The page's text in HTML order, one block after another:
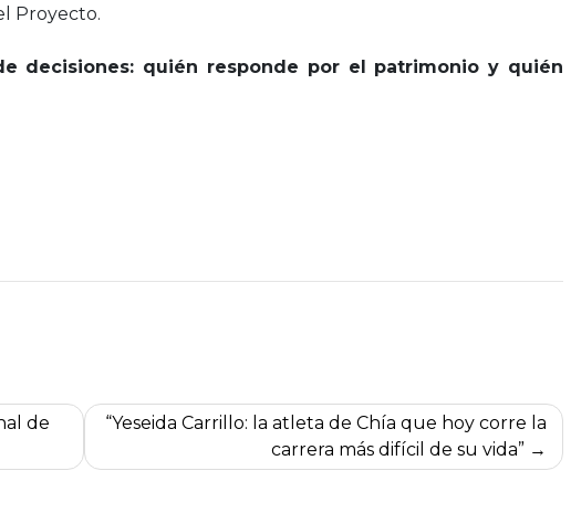
Proyecto.
decisiones: quién responde por el patrimonio y quién
de
“Yeseida Carrillo: la atleta de Chía que hoy corre la
carrera más difícil de su vida”